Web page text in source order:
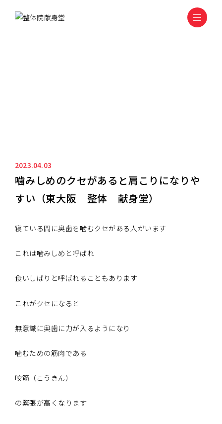
2023.04.03
噛みしめのクセがあると肩こりになりや
すい（東大阪 整体 献身堂）
寝ている間に奥歯を噛むクセがある人がいます
これは噛みしめと呼ばれ
食いしばりと呼ばれることもあります
これがクセになると
無意識に奥歯に力が入るようになり
噛むための筋肉である
咬筋（こうきん）
の緊張が高くなります